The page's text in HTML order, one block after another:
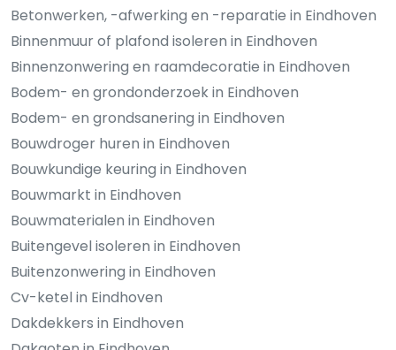
Betonwerken, -afwerking en -reparatie in Eindhoven
Binnenmuur of plafond isoleren in Eindhoven
Binnenzonwering en raamdecoratie in Eindhoven
Bodem- en grondonderzoek in Eindhoven
Bodem- en grondsanering in Eindhoven
Bouwdroger huren in Eindhoven
Bouwkundige keuring in Eindhoven
Bouwmarkt in Eindhoven
Bouwmaterialen in Eindhoven
Buitengevel isoleren in Eindhoven
Buitenzonwering in Eindhoven
Cv-ketel in Eindhoven
Dakdekkers in Eindhoven